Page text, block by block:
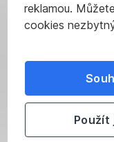
reklamou.
cookies
Použít